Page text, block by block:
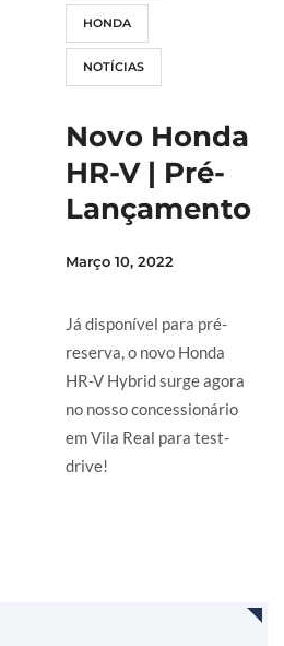
HONDA
NOTÍCIAS
Novo Honda
HR-V | Pré-
Lançamento
Março 10, 2022
Já disponível para pré-
reserva, o novo Honda
HR-V Hybrid surge agora
no nosso concessionário
em Vila Real para test-
drive!